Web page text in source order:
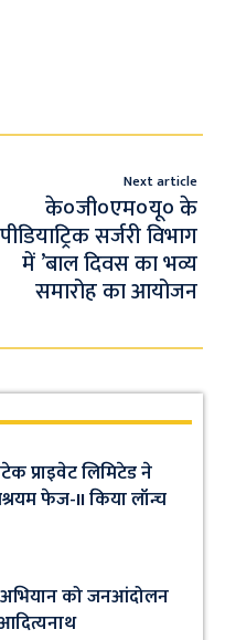
Next article
के०जी०एम०यू० के
पीडियाट्रिक सर्जरी विभाग
में ’बाल दिवस का भव्य
समारोह का आयोजन
प्राइवेट लिमिटेड ने
फेज-II किया लॉन्च
अभियान को जनआंदोलन